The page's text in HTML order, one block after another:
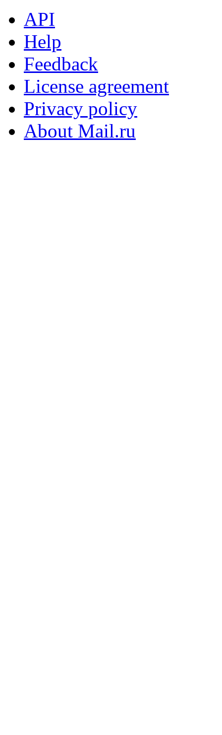
API
Help
Feedback
License agreement
Privacy policy
About Mail.ru